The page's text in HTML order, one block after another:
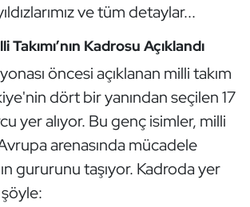
ve tüm detaylar...
Kadrosu Açıklandı
öncesi açıklanan milli takım
dört bir yanından seçilen 17
yer alıyor. Bu genç isimler, milli
arenasında mücadele
gururunu taşıyor. Kadroda yer
Sporcular